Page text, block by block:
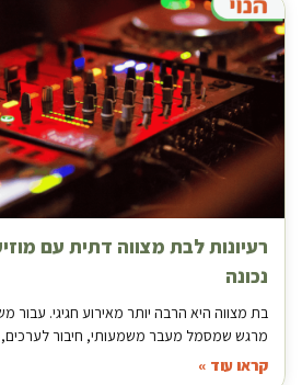
רעיונות לבת מצווה דתית עם
נכונה
בת מצווה היא הרבה יותר מאירוע חגיגי. עבור
מרגש שמסמל מעבר משמעותי, חיבור
קראו עוד »